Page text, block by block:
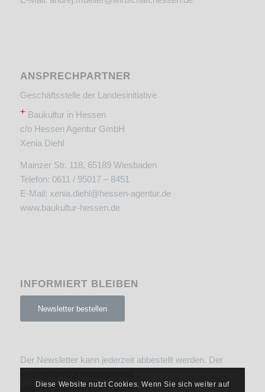
ANSPRECHPARTNER
Geschäftsstelle der Landesinitiative
+Baukultur in Hessen
c/o Hessen Agentur GmbH
Xenia Diehl
Mainzer Str. 118, 65189 Wiesbaden
Telefon: 0611 / 95017 – 8451
E-Mail: xenia.diehl@hessen-agentur.de
www.baukultur-hessen.de
INFORMIERT BLEIBEN
Newsletter bestellen
Der Newsletter kann jederzeit abbestellt werden. Der
unsererDatenschutzerklärung.
Diese Website nutzt Cookies. Wenn Sie sich weiter auf